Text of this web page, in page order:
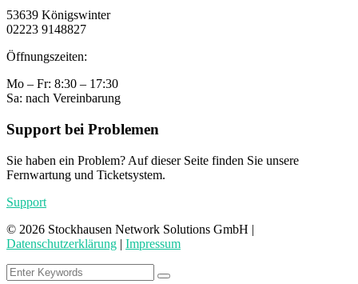
53639 Königswinter
02223 9148827
Öffnungszeiten:
Mo – Fr: 8:30 – 17:30
Sa: nach Vereinbarung
Support bei Problemen
Sie haben ein Problem? Auf dieser Seite finden Sie unsere
Fernwartung und Ticketsystem.
Support
© 2026 Stockhausen Network Solutions GmbH |
Datenschutzerklärung | Impressum